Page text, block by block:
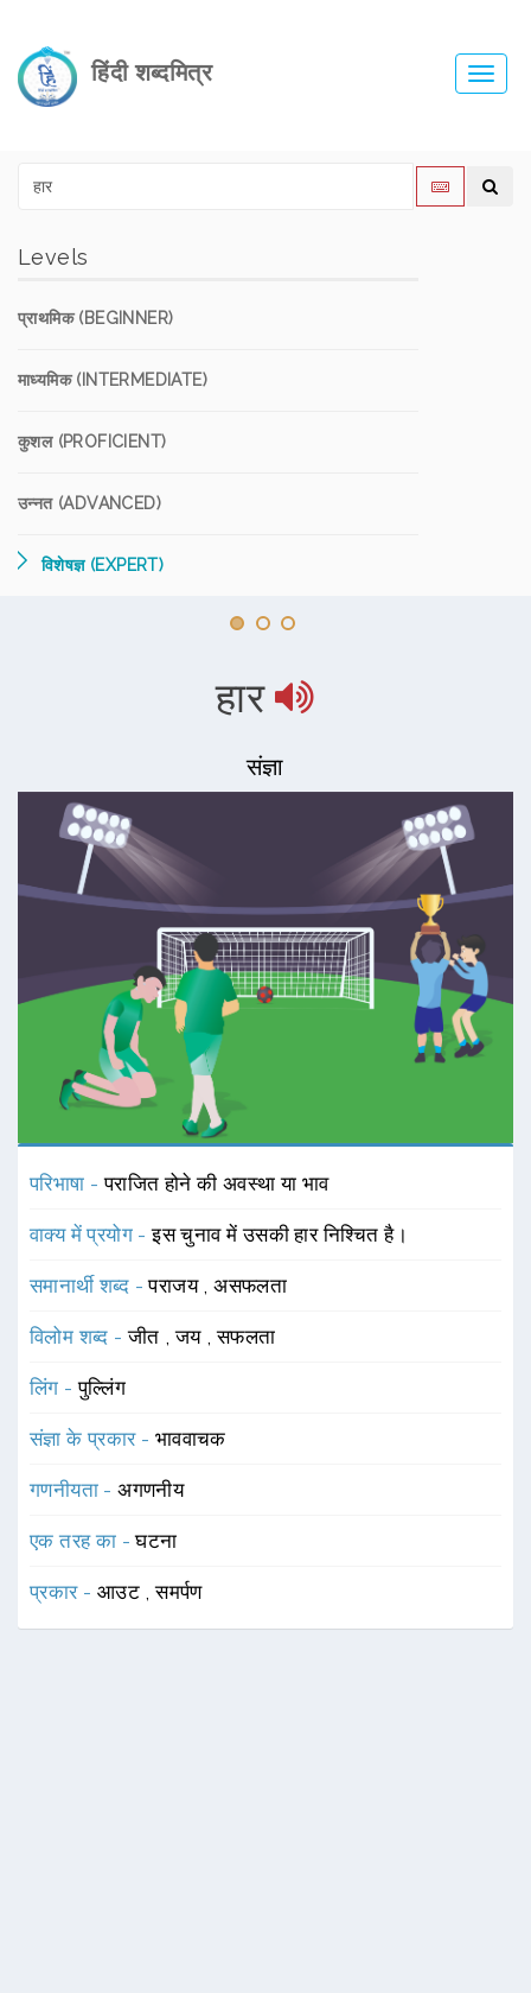
हिंदी शब्दमित्र
Levels
प्राथमिक (BEGINNER)
माध्यमिक (INTERMEDIATE)
कुशल (PROFICIENT)
उन्नत (ADVANCED)
विशेषज्ञ (EXPERT)
हार
संज्ञा
परिभाषा -पराजित होने की अवस्था या भाव
वाक्य में प्रयोग -इस चुनाव में उसकी हार निश्चित है।
समानार्थी शब्द -पराजय ,असफलता
विलोम शब्द -जीत ,जय ,सफलता
लिंग -पुल्लिंग
संज्ञा के प्रकार - भाववाचक
गणनीयता -अगणनीय
एक तरह का -घटना
प्रकार - आउट ,समर्पण